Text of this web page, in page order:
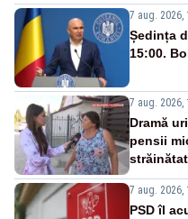
7 aug. 2026,
Ședința
15:00.
7 aug. 2026,
Dramă
pensii
7 aug. 2026,
PSD îl